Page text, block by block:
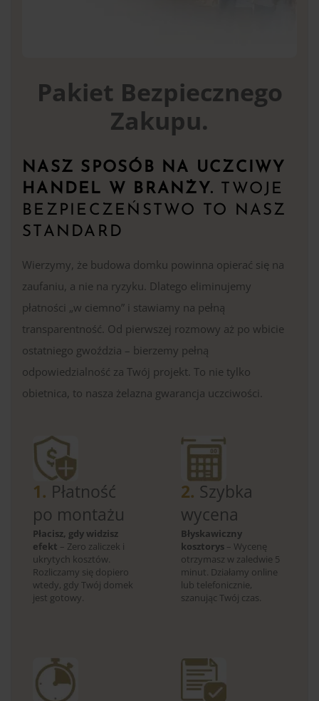
Pakiet Bezpiecznego
Zakupu.
NASZ SPOSÓB NA UCZCIWY
HANDEL W BRANŻY.
TWOJE
BEZPIECZEŃSTWO TO NASZ
STANDARD
Wierzymy, że budowa domku powinna opierać się na
zaufaniu, a nie na ryzyku. Dlatego eliminujemy
płatności „w ciemno” i stawiamy na pełną
transparentność. Od pierwszej rozmowy aż po wbicie
ostatniego gwoździa – bierzemy pełną
odpowiedzialność za Twój projekt. To nie tylko
obietnica, to nasza żelazna gwarancja uczciwości.
1. Płatność
po montażu
Płacisz, gdy widzisz
efekt – Zero zaliczek i
ukrytych kosztów.
Rozliczamy się dopiero
wtedy, gdy Twój domek
jest gotowy.
2. Szybka
wycena
Błyskawiczny
kosztorys – Wycenę
otrzymasz w zaledwie 5
minut. Działamy online
lub telefonicznie,
szanując Twój czas.